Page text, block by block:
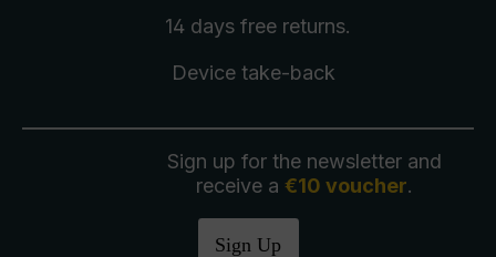
14 days free returns.
Device take-back
Sign up for the newsletter and
receive a €10 voucher.
Sign Up